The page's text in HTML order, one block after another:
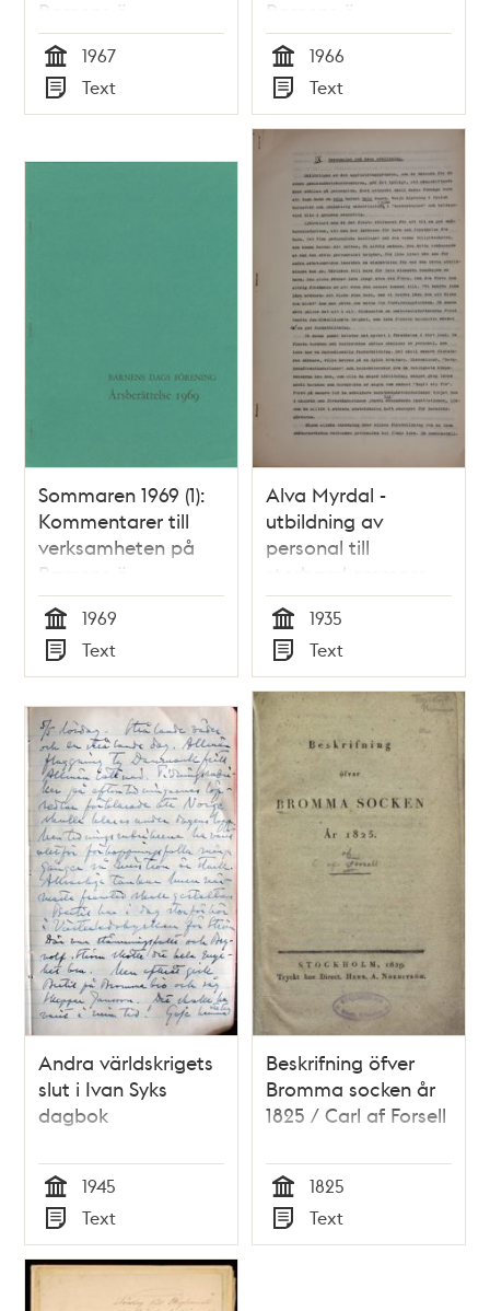
Barnens ö
Tid
1967
Typ
Text
Barnens ö
Tid
1966
Typ
Text
Sommaren 1969 (1):
Kommentarer till
verksamheten på
Barnens ö
Tid
1969
Typ
Text
Alva Myrdal -
utbildning av
personal till
storbarnkammare
1935
Tid
1935
Typ
Text
Andra världskrigets
slut i Ivan Syks
dagbok
Tid
1945
Typ
Text
Beskrifning öfver
Bromma socken år
1825 / Carl af Forsell
Tid
1825
Typ
Text